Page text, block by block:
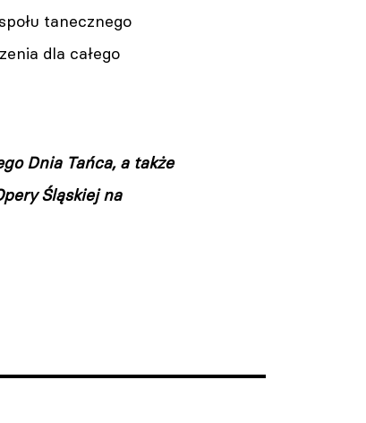
tanecznego
dla całego
Dnia Tańca, a także
Śląskiej na